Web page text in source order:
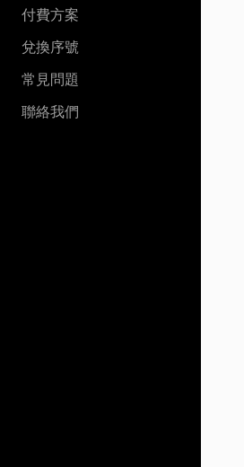
付費方案
兌換序號
常見問題
聯絡我們